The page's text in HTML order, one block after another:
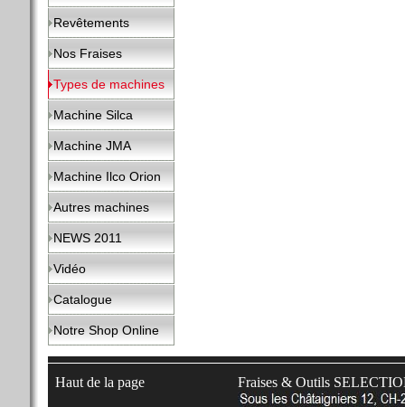
Revêtements
Nos Fraises
Types de machines
Machine Silca
Machine JMA
Machine Ilco Orion
Autres machines
NEWS 2011
Vidéo
Catalogue
Notre Shop Online
Haut de la page Fraises & Outils